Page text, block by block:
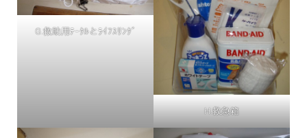
G.救助用ﾃｰｸﾙとﾗｲﾌｽﾘﾝｸﾞ
H.救急箱